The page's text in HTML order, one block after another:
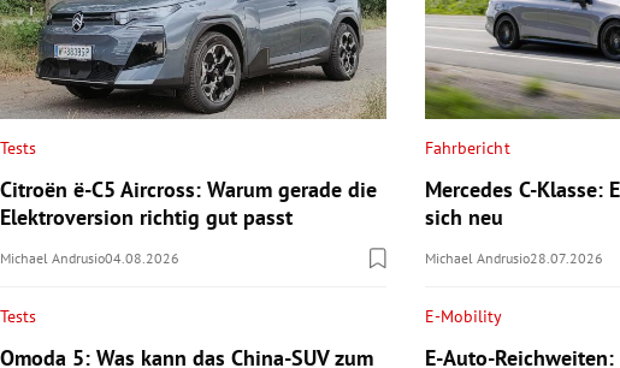
Tests
Citroën ë-C5 Aircross: Warum gerade die
Elektroversion richtig gut passt
Michael Andrusio04.08.2026
Tests
Omoda 5: Was kann das China-SUV zum
Fahrbericht
Mercedes C-Klasse:
sich neu
Michael Andrusio28.07.2026
E-Mobility
E-Auto-